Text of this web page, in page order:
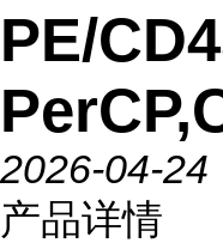
PE/
2026-04-24
产品详情